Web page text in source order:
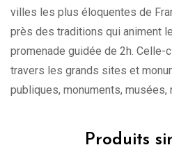
villes les plus éloquentes de
près des traditions qui animent
promenade guidée de 2h. Celle-
travers les grands sites et
publiques, monuments, musées,
Produits